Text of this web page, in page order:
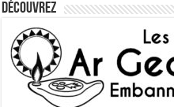
Découvrez